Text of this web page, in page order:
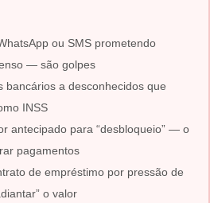
ou SMS prometendo
— são golpes
bancários a desconhecidos que
INSS
antecipado para “desbloqueio” — o
pagamentos
de empréstimo por pressão de
o valor